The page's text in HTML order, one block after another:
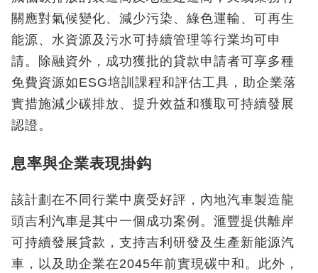
關應對氣候變化、減少污染、綠色運輸、可再生
能源、水資源及污水可持續管理等行業均可申
請。除融資外，成功獲批的貸款申請者可享多種
免費資源如ESG培訓課程和評估工具，助企業落
實措施減少碳排放、提升效益和獲取可持續發展
認證。
息率與企業表現掛鈎
該計劃在不同行業中廣受好評，內地汽車製造龍
頭吉利汽車是其中一個成功案例。滙豐提供離岸
可持續發展貸款，支持吉利研發及生產新能源汽
車，以及助企業在2045年前實現碳中和。此外，